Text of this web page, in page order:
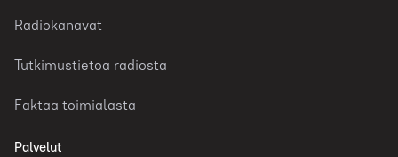
Radiokanavat
Tutkimustietoa radiosta
Faktaa toimialasta
Palvelut